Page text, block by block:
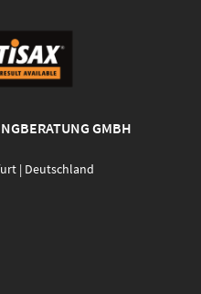
GMBH
| Deutschland